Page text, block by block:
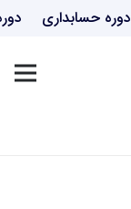
دوره حسابداری